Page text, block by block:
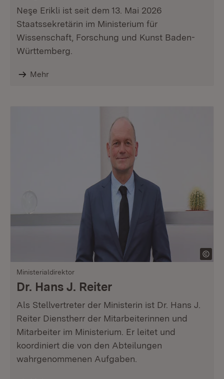
Neşe Erikli ist seit dem 13. Mai 2026
Staatssekretärin im Ministerium für
Wissenschaft, Forschung und Kunst Baden-
Württemberg.
Mehr
Ministerialdirektor
Dr. Hans J. Reiter
Als Stellvertreter der Ministerin ist Dr. Hans J.
Reiter Dienstherr der Mitarbeiterinnen und
Mitarbeiter im Ministerium. Er leitet und
koordiniert die von den Abteilungen
wahrgenommenen Aufgaben.